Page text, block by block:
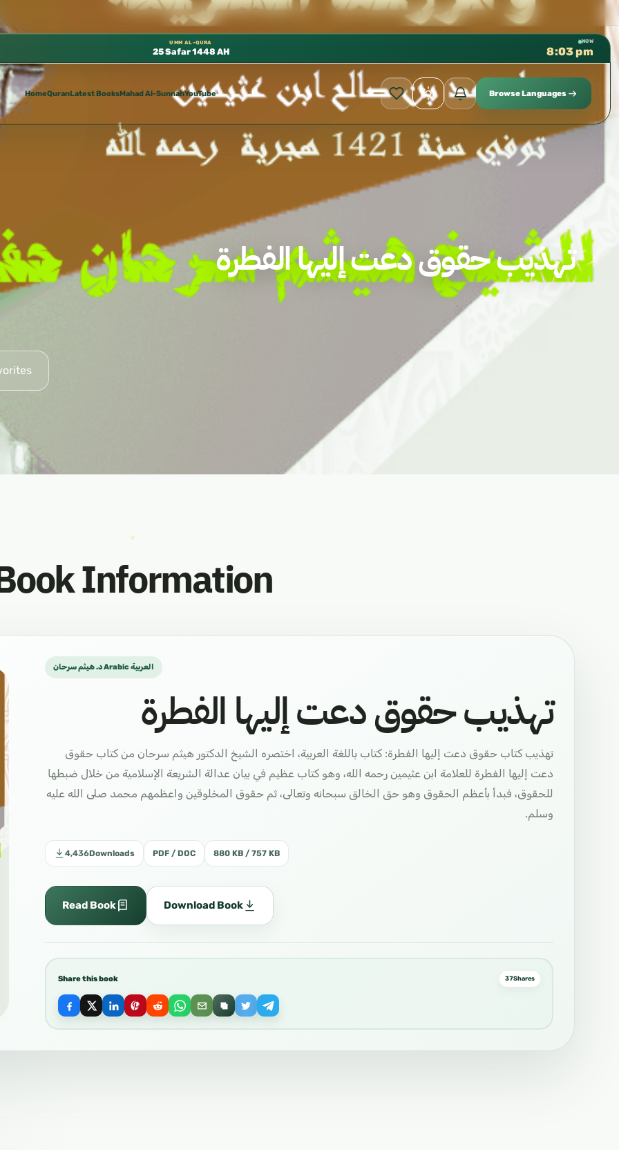
كتب الشيخ هيثم سرحان حفظه الله متوفرة مجانًا في المسجد النبوي، 📍 باب ٣٧ (باب مكة) – الطابق الثالث 📍 إدارة الشؤون العلمية بالحسبة 📚 متوفرة بجميع اللغات ✦
UMM AL-QURA
25 Safar 1448 AH
NOW
8:03 pm
HomeQuranLatest BooksMahad Al-SunnahYouTube Browse Languages
تهذيب حقوق دعت إليها الفطرة
Information
د. هيثم سرحان Arabic العربية
تهذيب حقوق دعت إليها الفطرة
تهذيب كتاب حقوق دعت إليها الفطرة: كتاب باللغة العربية، اختصره الشيخ الدكتور هيثم سرحان من كتاب حقوق
دعت إليها الفطرة للعلامة ابن عثيمين رحمه الله، وهو كتاب عظيم في بيان عدالة الشريعة الإسلامية من خلال ضبطها
للحقوق، فبدأ بأعظم الحقوق وهو حق الخالق سبحانه وتعالى، ثم حقوق المخلوقين واعظمهم محمد صلى الله عليه
وسلم.
4,436Downloads PDF / DOC 880 KB / 757 KB
Read Book Download Book
Share this book 37Shares